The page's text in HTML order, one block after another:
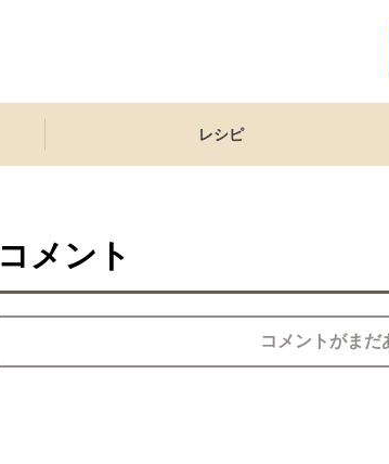
レシピ
コメント
コメントがまだ